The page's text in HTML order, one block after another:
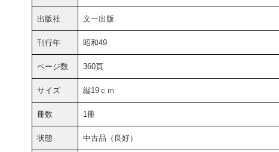
出版社 文一出版
刊行年 昭和49
ページ数 360頁
サイズ 縦19ｃｍ
冊数 1冊
状態 中古品（良好）